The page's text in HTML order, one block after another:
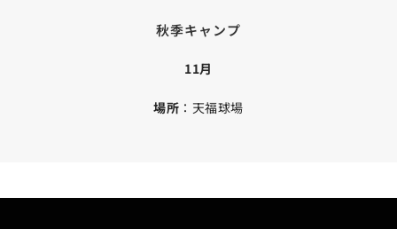
秋季キャンプ
11月
場所 ：天福球場